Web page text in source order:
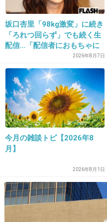
16. 匿名2013/07/02(火) 02:49:08
億とか当たってほしい。
17. 匿名2013/07/02(火) 03:02:41
坂口杏里「98kg激変」に続き
「ろれつ回らず」でも続く生
配信…「配信者におもちゃに
されてる」知人は懸念表明
2026年8月7日
今月の雑談トピ【2026年8
月】
2026年8月1日